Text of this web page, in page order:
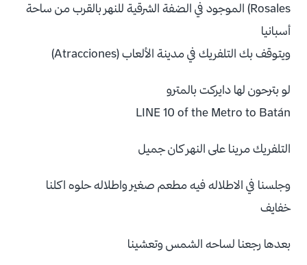
Rosales) الموجود في الضفة الشرقية للنهر بالقرب من ساحة
أسبانيا
ويتوقف بك التلفريك في مدينة الألعاب (Atracciones)
لو بترحون لها دايركت بالمترو
LINE 10 of the Metro to Batán
التلفريك مرينا على النهر كان جميل
وجلسنا في الاطلاله فيه مطعم صغير واطلاله حلوه اكلنا
خفايف
بعدها رجعنا لساحه الشمس وتعشينا